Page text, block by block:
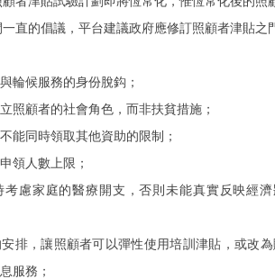
直的倡議，平台建議政府應修訂照顧者津貼之
輪候服務的身份脫鈎；
照顧者的社會角色，而非扶貧措施；
能同時領取其他資助的限制；
領人數上限；
考慮家庭的醫療開支，否則未能真實反映經濟
排，讓照顧者可以彈性使用培訓津貼，或改
服務；